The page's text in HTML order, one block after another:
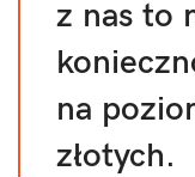
z nas to
na
złotych.